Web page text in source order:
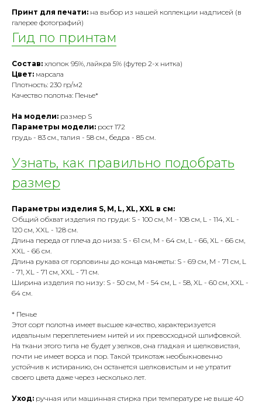
Принт для печати: на выбор из нашей коллекции надписей (в
галерее фотографий)
Гид по принтам
Состав: хлопок 95%, лайкра 5% (футер 2-х нитка)
Цвет: марсала
Плотность: 230 гр/м2
Качество полотна: Пенье*
На модели: размер S
Параметры модели: рост 172
грудь - 83 см., талия - 58 см., бедра - 85 см.
Узнать, как правильно подобрать
размер
Параметры изделия S, M, L, XL, XXL в см:
Общий обхват изделия по груди: S - 100 см, M - 108 см, L - 114, XL -
120 см, XXL - 128 см.
Длина переда от плеча до низа: S - 61 см, M - 64 см, L - 66, XL - 66 см,
XXL - 66 см.
Длина рукава от горловины до конца манжеты: S - 69 см, M - 71 см, L
- 71, XL - 71 см, XXL - 71 см.
Ширина изделия по низу: S - 50 см, M - 54 см, L - 58, XL - 60 см, XXL -
64 см.
* Пенье
Этот сорт полотна имеет высшее качество, характеризуется
идеальным переплетением нитей и их превосходной шлифовкой.
На ткани этого типа не будет узелков, она гладкая и шелковистая,
почти не имеет ворса и пор. Такой трикотаж необыкновенно
устойчив к истиранию, он останется шелковистым и не утратит
своего цвета даже через несколько лет.
Уход: ручная или машинная стирка при температуре не выше 40